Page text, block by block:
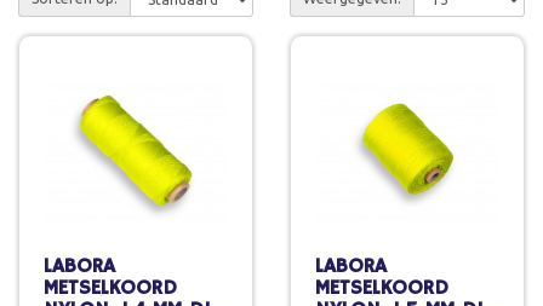
LABORA
METSELKOORD
LABORA
METSELKOORD